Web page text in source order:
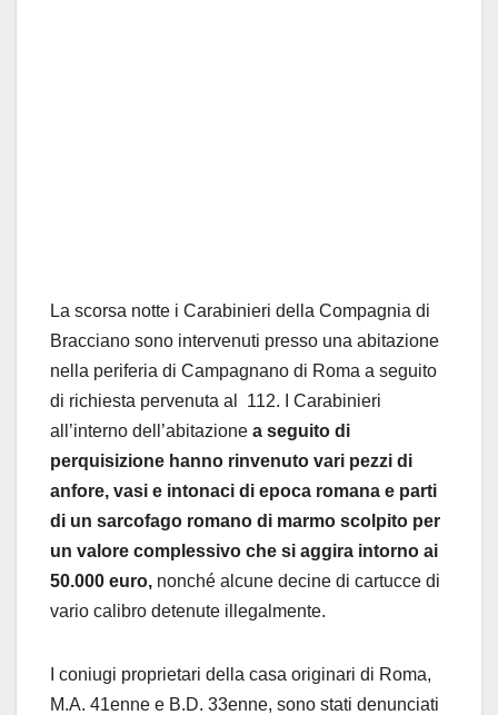
La scorsa notte i Carabinieri della Compagnia di
Bracciano sono intervenuti presso una abitazione
nella periferia di Campagnano di Roma a seguito
di richiesta pervenuta al 112. I Carabinieri
all’interno dell’abitazione a seguito di
perquisizione hanno rinvenuto vari pezzi di
anfore, vasi e intonaci di epoca romana e parti
di un sarcofago romano di marmo scolpito per
un valore complessivo che si aggira intorno ai
50.000 euro, nonché alcune decine di cartucce di
vario calibro detenute illegalmente.
I coniugi proprietari della casa originari di Roma,
M.A. 41enne e B.D. 33enne, sono stati denunciati